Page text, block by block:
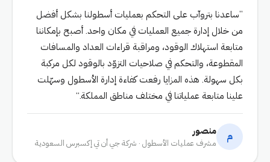
ساعدنا بتروآب على التحكم بعمليات أسطولنا بشكل أفضل
من خلال إدارة جميع العمليات في مكان واحد. أصبح بإمكاننا
متابعة استهلاك الوقود، ومراقبة قراءات العداد والمسافات
المقطوعة، والتحكم في صلاحيات التزوّد بالوقود لكل مركبة
بكل سهولة. هذه المزايا رفعت كفاءة إدارة الأسطول وسهّلت
علينا متابعة عملياتنا في مختلف مناطق المملكة.
م منصور
مشرف عمليات الأسطول · شركة جي أن تي إكسبرس السعودية